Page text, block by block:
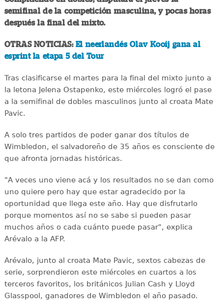
semifinal de la competición masculina, y pocas horas
después la final del mixto.
OTRAS NOTICIAS: El neerlandés Olav Kooij gana al
esprint la etapa 5 del Tour
Tras clasificarse el martes para la final del mixto junto a
la letona Jelena Ostapenko, este miércoles logró el pase
a la semifinal de dobles masculinos junto al croata Mate
Pavic.
A solo tres partidos de poder ganar dos títulos de
Wimbledon, el salvadoreño de 35 años es consciente de
que afronta jornadas históricas.
"A veces uno viene acá y los resultados no se dan como
uno quiere pero hay que estar agradecido por la
oportunidad que llega este año. Hay que disfrutarlo
porque momentos así no se sabe si pueden pasar
muchos años o cada cuánto puede pasar", explica
Arévalo a la AFP.
Arévalo, junto al croata Mate Pavic, sextos cabezas de
serie, sorprendieron este miércoles en cuartos a los
terceros favoritos, los británicos Julian Cash y Lloyd
Glasspool, ganadores de Wimbledon el año pasado.